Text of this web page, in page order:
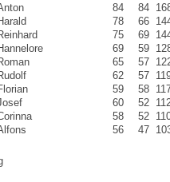
84 84
78 66
75 69
69 59
65 57
62 57
59 58
60 52
58 52
56 47